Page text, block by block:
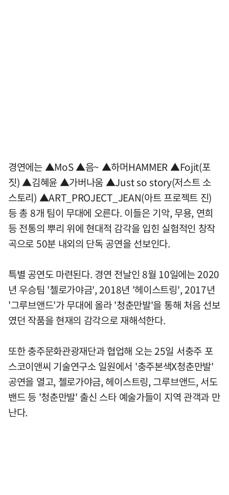
경연에는 ▲MoS ▲음~ ▲하머HAMMER ▲Fojit(포
짓) ▲김혜윤 ▲가버나움 ▲Just so story(저스트 소
스토리) ▲ART_PROJECT_JEAN(아트 프로젝트 진)
등 총 8개 팀이 무대에 오른다. 이들은 기악, 무용, 연희
등 전통의 뿌리 위에 현대적 감각을 입힌 실험적인 창작
곡으로 50분 내외의 단독 공연을 선보인다.
특별 공연도 마련된다. 경연 전날인 8월 10일에는 2020
년 우승팀 '첼로가야금', 2018년 '헤이스트링', 2017년
'그루브앤드'가 무대에 올라 '청춘만발'을 통해 처음 선보
였던 작품을 현재의 감각으로 재해석한다.
또한 충주문화관광재단과 협업해 오는 25일 서충주 포
스코이앤씨 기술연구소 일원에서 '충주본색X청춘만발'
공연을 열고, 첼로가야금, 헤이스트링, 그루브앤드, 서도
밴드 등 '청춘만발' 출신 스타 예술가들이 지역 관객과 만
난다.